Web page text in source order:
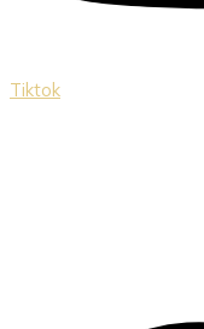
Tiktok